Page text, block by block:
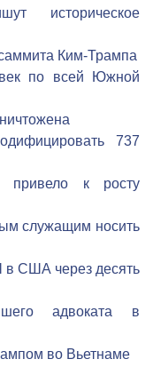
историческое
Ким-Трампа
по всей Южной
737
привело к росту
служащим носить
в США через десять
адвоката в
во Вьетнаме